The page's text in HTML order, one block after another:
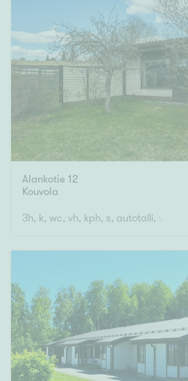
Alankotie 12
Kouvola
3h, k, wc, vh, kph, s, autotalli, varasto